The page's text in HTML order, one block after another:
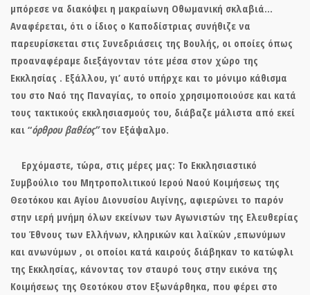
μπόρεσε να διακόψει η μακραίωνη Οθωμανική σκλαβιά…
Αναφέρεται, ότι ο ίδιος ο Καποδίστριας συνήθιζε να
παρευρίσκεται στις Συνεδριάσεις της Βουλής, οι οποίες όπως
προαναφέραμε διεξάγονταν τότε μέσα στον χώρο της
Εκκλησίας . Εξάλλου, γι’ αυτό υπήρχε και το μόνιμο κάθισμα
του στο Ναό της Παναγίας, το οποίο χρησιμοποιούσε και κατά
τους τακτικούς εκκλησιασμούς του, διάβαζε μάλιστα από εκεί
και “όρθρου βαθέος”τον Εξάψαλμο.
Ερχόμαστε, τώρα, στις μέρες μας: Το Εκκλησιαστικό
Συμβούλιο του Μητροπολιτικού Ιερού Ναού Κοιμήσεως της
Θεοτόκου και Αγίου Διονυσίου Αιγίνης, αφιερώνει το παρόν
στην ιερή μνήμη όλων εκείνων των Αγωνιστών της Ελευθερίας
του Έθνους των Ελλήνων, κληρικών και λαϊκών ,επωνύμων
και ανωνύμων , οι οποίοι κατά καιρούς διάβηκαν το κατώφλι
της Εκκλησίας, κάνοντας τον σταυρό τους στην εικόνα της
Κοιμήσεως της Θεοτόκου στον Εξωνάρθηκα, που φέρει στο